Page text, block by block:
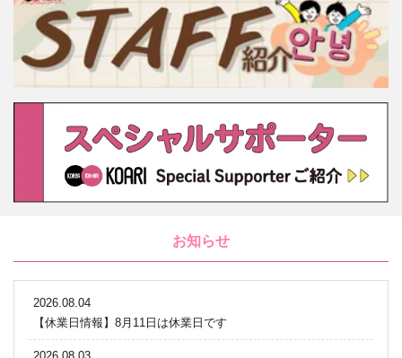
お知らせ
2026.08.04
【休業日情報】8月11日は休業日です